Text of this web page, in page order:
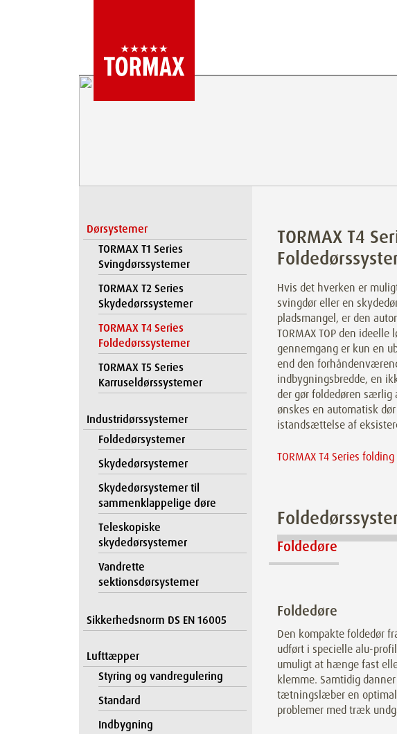
Dørsystemer
TORMAX T1 Series
Svingdørssystemer
TORMAX T2 Series
Skydedørssystemer
TORMAX T4 Series
Foldedørssystemer
TORMAX T5 Series
Karruseldørssystemer
Industridørssystemer
Foldedørsystemer
Skydedørsystemer
Skydedørsystemer til
sammenklappelige døre
Teleskopiske
skydedørsystemer
Vandrette
sektionsdørsystemer
Sikkerhedsnorm DS EN 16005
Lufttæpper
Styring og vandregulering
Standard
Indbygning
TORMAX T4
Hvis det hverken er
svingdør eller en
pladsmangel, er den
TORMAX TOP den
gennemgang er kun en
end den
indbygningsbredde, en
der gør foldedøren særlig
ønskes en automatisk
istandsættelse af
TORMAX T4 Series
Foldedøre
Foldedøre
Den kompakte foldedør
udført i specielle alu-
umuligt at hænge fast
klemme. Samtidig
tætningslæber en
problemer med træk